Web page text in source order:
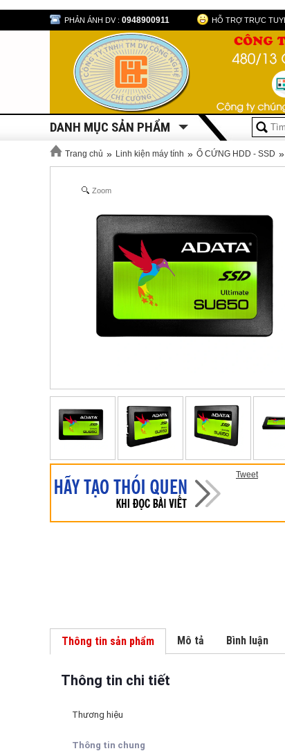
PHẢN ÁNH DV : 0948900911 HỖ TRỢ TRỰC
DANH MỤC SẢN PHẨM
Trang chủ » Linh kiện máy tính » Ổ CỨNG HDD - SSD »
Zoom
Tweet
Thông tin sản phẩm Mô tả Bình luận
Thông tin chi tiết
Thương hiệu
Thông tin chung